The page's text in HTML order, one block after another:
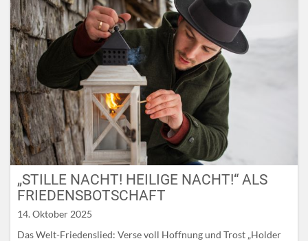
„STILLE NACHT! HEILIGE NACHT!“ ALS
FRIEDENSBOTSCHAFT
14. Oktober 2025
Das Welt-Friedenslied: Verse voll Hoffnung und Trost „Holder